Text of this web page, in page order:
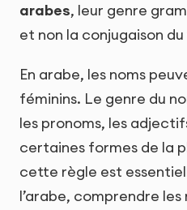
arabes, leur genre
et non la conjugaison
En arabe, les noms
féminins. Le genre du
les pronoms, les
certaines formes de la
cette règle est
l’arabe, comprendre